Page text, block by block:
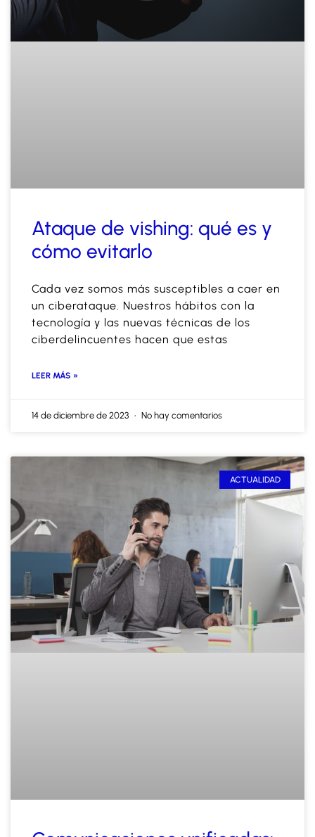
Ataque de vishing: qué es y
cómo evitarlo
Cada vez somos más susceptibles a caer en
un ciberataque. Nuestros hábitos con la
tecnología y las nuevas técnicas de los
ciberdelincuentes hacen que estas
LEER MÁS »
14 de diciembre de 2023 No hay comentarios
ACTUALIDAD